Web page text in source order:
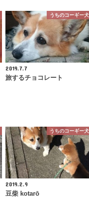
うちのコーギー犬
2019.7.7
旅するチョコレート
うちのコーギー犬
2019.2.9
豆柴 kotarō